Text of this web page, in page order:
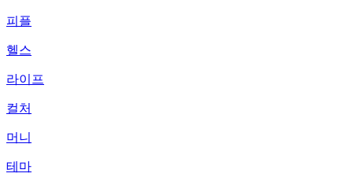
피플
헬스
라이프
컬처
머니
테마